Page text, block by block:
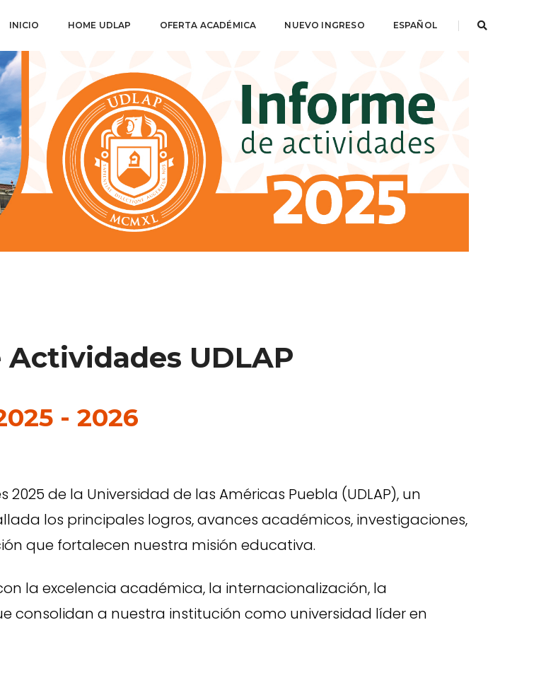
INICIO HOME UDLAP OFERTA ACADÉMICA NUEVO INGRESO ESPAÑOL
UDLAP
- 2026
de la Universidad de las Américas Puebla (UDLAP), un
los principales logros, avances académicos, investigaciones,
que fortalecen nuestra misión educativa.
la excelencia académica, la internacionalización, la
consolidan a nuestra institución como universidad líder en